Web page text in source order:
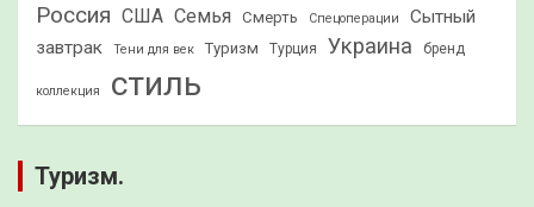
Россия США Семья Смерть Спецоперации
Сытный
завтрак
Тени для век Туризм Турция Украина бренд
коллекция стиль
Туризм.